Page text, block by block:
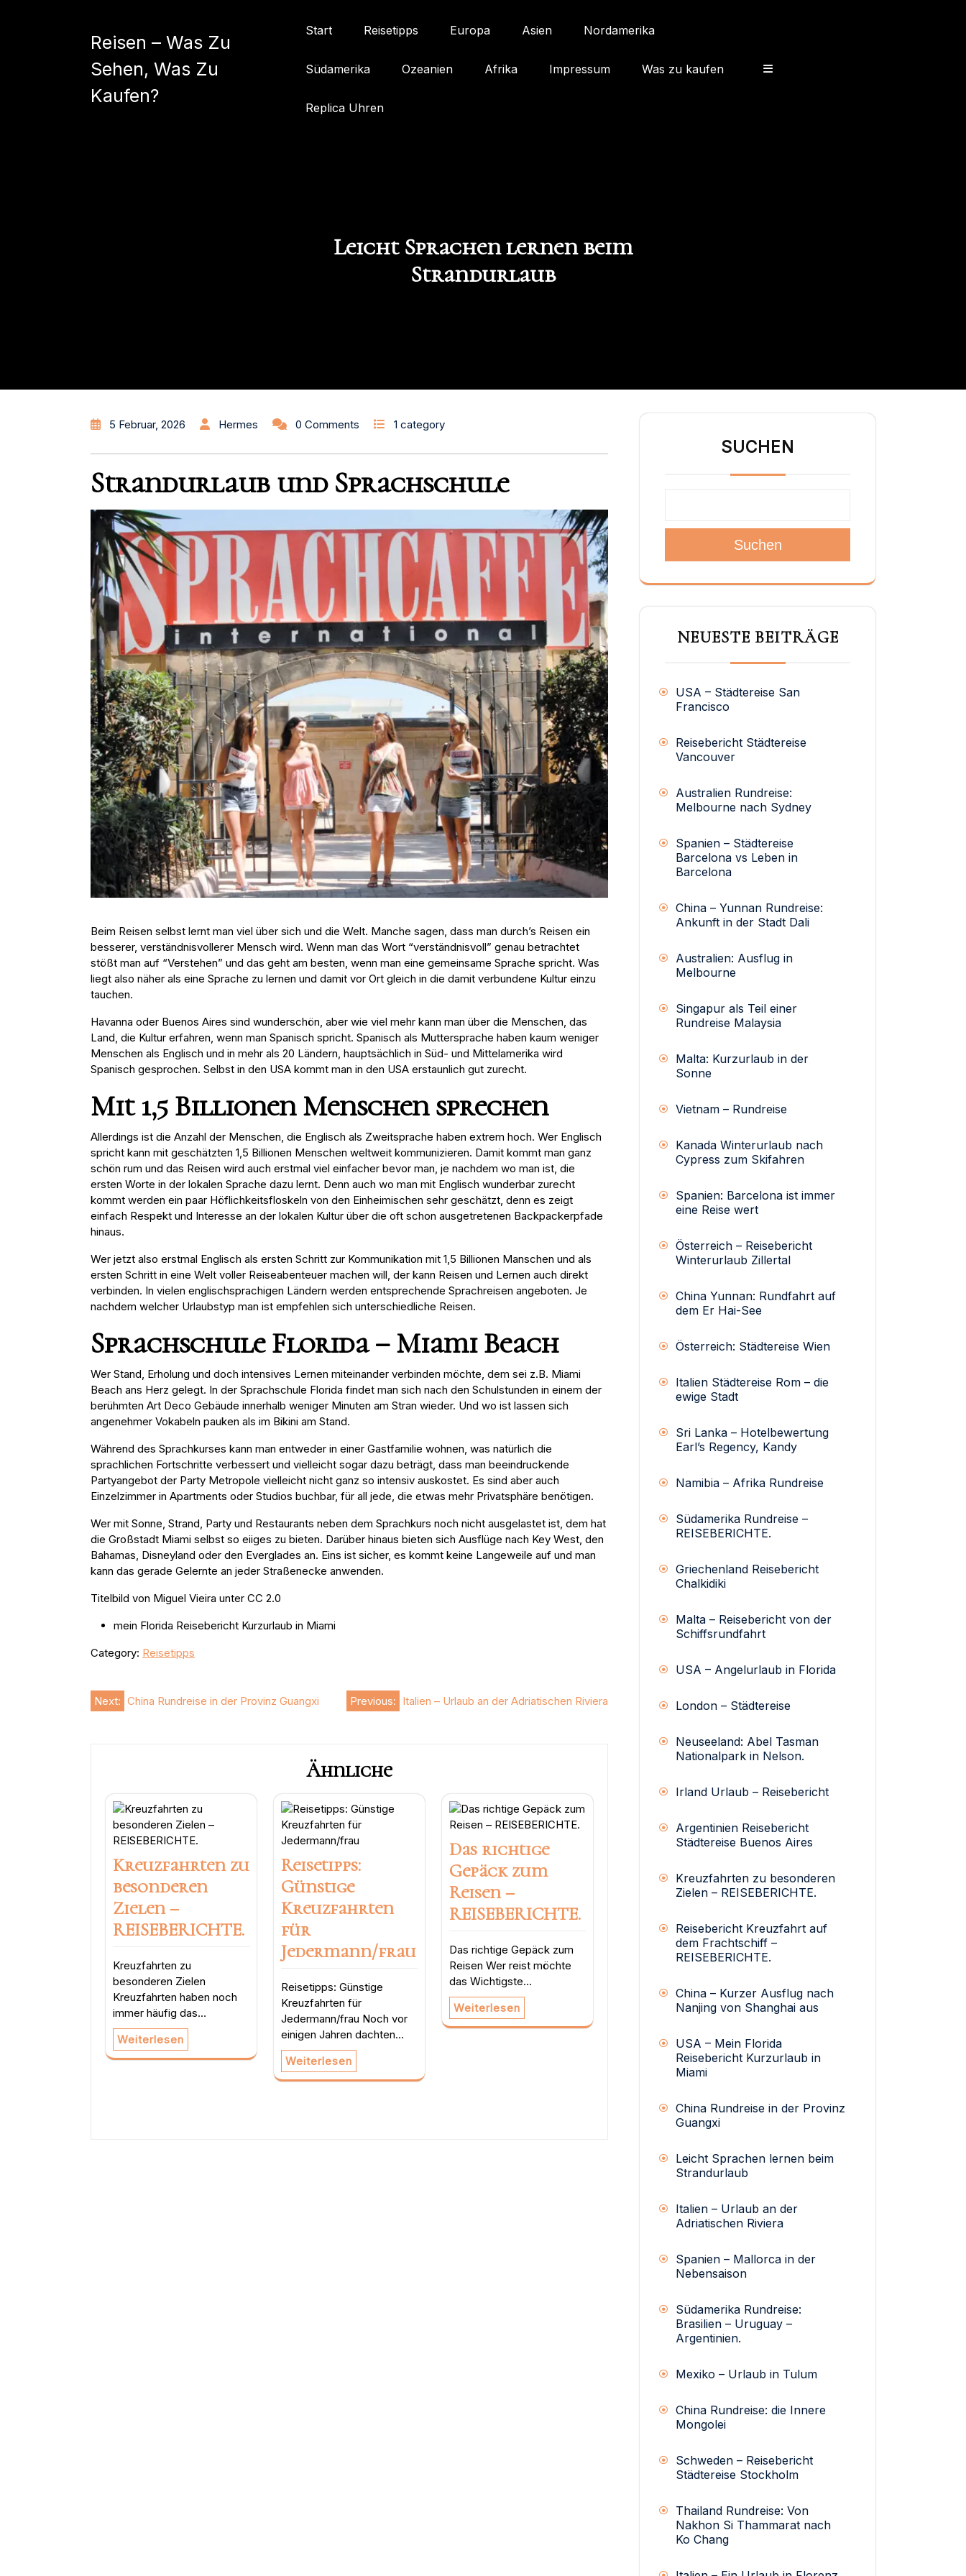
Reisen – Was Zu
Sehen, Was Zu
Kaufen?
Start Reisetipps Europa Asien Nordamerika
Südamerika Ozeanien Afrika Impressum Was zu kaufen
Replica Uhren
Leicht Sprachen lernen beim
Strandurlaub
5 Februar, 2026 Hermes 0 Comments 1 category
Strandurlaub und Sprachschule
Beim Reisen selbst lernt man viel über sich und die Welt. Manche sagen, dass man durch’s Reisen ein
besserer, verständnisvollerer Mensch wird. Wenn man das Wort “verständnisvoll” genau betrachtet
stößt man auf “Verstehen” und das geht am besten, wenn man eine gemeinsame Sprache spricht. Was
liegt also näher als eine Sprache zu lernen und damit vor Ort gleich in die damit verbundene Kultur einzu
tauchen.
Havanna oder Buenos Aires sind wunderschön, aber wie viel mehr kann man über die Menschen, das
Land, die Kultur erfahren, wenn man Spanisch spricht. Spanisch als Muttersprache haben kaum weniger
Menschen als Englisch und in mehr als 20 Ländern, hauptsächlich in Süd- und Mittelamerika wird
Spanisch gesprochen. Selbst in den USA kommt man in den USA erstaunlich gut zurecht.
Mit 1,5 Billionen Menschen sprechen
Allerdings ist die Anzahl der Menschen, die Englisch als Zweitsprache haben extrem hoch. Wer Englisch
spricht kann mit geschätzten 1,5 Billionen Menschen weltweit kommunizieren. Damit kommt man ganz
schön rum und das Reisen wird auch erstmal viel einfacher bevor man, je nachdem wo man ist, die
ersten Worte in der lokalen Sprache dazu lernt. Denn auch wo man mit Englisch wunderbar zurecht
kommt werden ein paar Höflichkeitsfloskeln von den Einheimischen sehr geschätzt, denn es zeigt
einfach Respekt und Interesse an der lokalen Kultur über die oft schon ausgetretenen Backpackerpfade
hinaus.
Wer jetzt also erstmal Englisch als ersten Schritt zur Kommunikation mit 1,5 Billionen Manschen und als
ersten Schritt in eine Welt voller Reiseabenteuer machen will, der kann Reisen und Lernen auch direkt
verbinden. In vielen englischsprachigen Ländern werden entsprechende Sprachreisen angeboten. Je
nachdem welcher Urlaubstyp man ist empfehlen sich unterschiedliche Reisen.
Sprachschule Florida – Miami Beach
Wer Stand, Erholung und doch intensives Lernen miteinander verbinden möchte, dem sei z.B. Miami
Beach ans Herz gelegt. In der Sprachschule Florida findet man sich nach den Schulstunden in einem der
berühmten Art Deco Gebäude innerhalb weniger Minuten am Stran wieder. Und wo ist lassen sich
angenehmer Vokabeln pauken als im Bikini am Stand.
Während des Sprachkurses kann man entweder in einer Gastfamilie wohnen, was natürlich die
sprachlichen Fortschritte verbessert und vielleicht sogar dazu beträgt, dass man beeindruckende
Partyangebot der Party Metropole vielleicht nicht ganz so intensiv auskostet. Es sind aber auch
Einzelzimmer in Apartments oder Studios buchbar, für all jede, die etwas mehr Privatsphäre benötigen.
Wer mit Sonne, Strand, Party und Restaurants neben dem Sprachkurs noch nicht ausgelastet ist, dem hat
die Großstadt Miami selbst so eiiges zu bieten. Darüber hinaus bieten sich Ausflüge nach Key West, den
Bahamas, Disneyland oder den Everglades an. Eins ist sicher, es kommt keine Langeweile auf und man
kann das gerade Gelernte an jeder Straßenecke anwenden.
Titelbild von Miguel Vieira unter CC 2.0
mein Florida Reisebericht Kurzurlaub in Miami
Category: Reisetipps
Beitragsnavigation Previous: Italien – Urlaub an der Adriatischen Riviera
Next: China Rundreise in der Provinz Guangxi
Ähnliche
Kreuzfahrten zu
besonderen
Zielen –
REISEBERICHTE.
Kreuzfahrten zu
besonderen Zielen
Kreuzfahrten haben noch
immer häufig das…
Weiterlesen
Reisetipps:
Günstige
Kreuzfahrten
für
Jedermann/frau
Reisetipps: Günstige
Kreuzfahrten für
Jedermann/frau Noch vor
einigen Jahren dachten…
Weiterlesen
Das richtige
Gepäck zum
Reisen –
REISEBERICHTE.
Das richtige Gepäck zum
Reisen Wer reist möchte
das Wichtigste…
Weiterlesen
SUCHEN
Suchen
NEUESTE BEITRÄGE
USA – Städtereise San
Francisco
Reisebericht Städtereise
Vancouver
Australien Rundreise:
Melbourne nach Sydney
Spanien – Städtereise
Barcelona vs Leben in
Barcelona
China – Yunnan Rundreise:
Ankunft in der Stadt Dali
Australien: Ausflug in
Melbourne
Singapur als Teil einer
Rundreise Malaysia
Malta: Kurzurlaub in der
Sonne
Vietnam – Rundreise
Kanada Winterurlaub nach
Cypress zum Skifahren
Spanien: Barcelona ist immer
eine Reise wert
Österreich – Reisebericht
Winterurlaub Zillertal
China Yunnan: Rundfahrt auf
dem Er Hai-See
Österreich: Städtereise Wien
Italien Städtereise Rom – die
ewige Stadt
Sri Lanka – Hotelbewertung
Earl’s Regency, Kandy
Namibia – Afrika Rundreise
Südamerika Rundreise –
REISEBERICHTE.
Griechenland Reisebericht
Chalkidiki
Malta – Reisebericht von der
Schiffsrundfahrt
USA – Angelurlaub in Florida
London – Städtereise
Neuseeland: Abel Tasman
Nationalpark in Nelson.
Irland Urlaub – Reisebericht
Argentinien Reisebericht
Städtereise Buenos Aires
Kreuzfahrten zu besonderen
Zielen – REISEBERICHTE.
Reisebericht Kreuzfahrt auf
dem Frachtschiff –
REISEBERICHTE.
China – Kurzer Ausflug nach
Nanjing von Shanghai aus
USA – Mein Florida
Reisebericht Kurzurlaub in
Miami
China Rundreise in der Provinz
Guangxi
Leicht Sprachen lernen beim
Strandurlaub
Italien – Urlaub an der
Adriatischen Riviera
Spanien – Mallorca in der
Nebensaison
Südamerika Rundreise:
Brasilien – Uruguay –
Argentinien.
Mexiko – Urlaub in Tulum
China Rundreise: die Innere
Mongolei
Schweden – Reisebericht
Städtereise Stockholm
Thailand Rundreise: Von
Nakhon Si Thammarat nach
Ko Chang